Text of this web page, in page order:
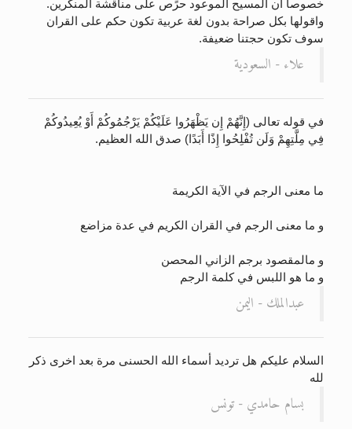
خصوصا ان المسيح الموعود حرًص على مناقشة المنكرين.
واقولها بكل صراحة بدون لغة عربية تكون حكم على القران
سوف تكون حجتنا ضعيفة.
علاء - السعودية
في قوله تعالى (إِنَّهُمْ إِن يَظْهَرُوا عَلَيْكُمْ يَرْجُمُوكُمْ أَوْ يُعِيدُوكُمْ
فِي مِلَّتِهِمْ وَلَن تُفْلِحُوا إِذًا أَبَدًا) صدق الله العظيم.
ما معنى الرجم في الآية الكريمة
و ما معنى الرجم في القران الكريم في عدة مزاضع
و مالمقصود برجم الزاني المحصن
و ما هو اللبس في كلمة الرجم
عبدالملك - اليمن
السلام عليكم هل ترديد أسماء الله الحسنى مرة بعد اخرى ذكر
لله
بسام حامدي - تونس